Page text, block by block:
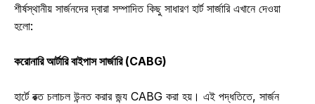
শীর্ষস্থানীয় সার্জনদের দ্বারা সম্পাদিত কিছু সাধারণ হার্ট সার্জারি এখানে দেওয়া
হলো:
করোনারি আর্টারি বাইপাস সার্জারি (CABG)
হার্টে রক্ত চলাচল উন্নত করার জন্য CABG করা হয়। এই পদ্ধতিতে, সার্জন